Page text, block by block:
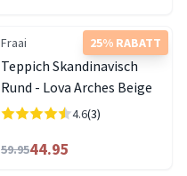
25% RABATT
Fraai
Teppich Skandinavisch
Rund - Lova Arches Beige
4.6(3)
59.9544.95